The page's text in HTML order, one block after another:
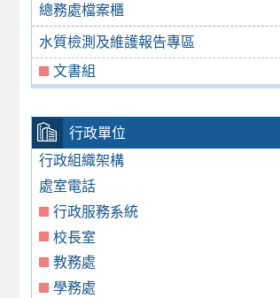
總務處檔案櫃
水質檢測及維護報告專區
文書組
行政單位
行政組織架構
處室電話
行政服務系統
校長室
教務處
學務處